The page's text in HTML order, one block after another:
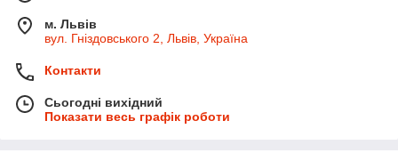
м. Львів
вул. Гніздовського 2, Львів, Україна
Контакти
Сьогодні вихідний
Показати весь графік роботи